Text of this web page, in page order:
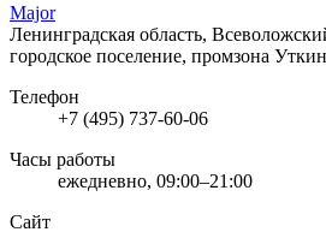
Major
Ленинградская область,
городское поселение, промзона
Телефон
+7 (495) 737-60-06
Часы работы
ежедневно, 09:00–21:00
Сайт